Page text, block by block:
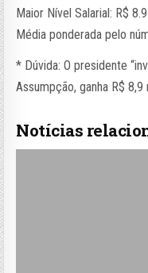
Maior Nível Salarial: R$
Média ponderada pelo
* Dúvida: O presidente
Assumpção, ganha R$ 8,9
Notícias